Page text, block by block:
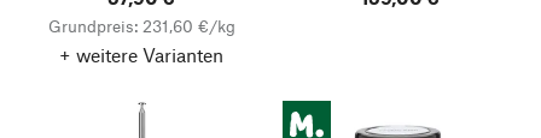
Grundpreis: 231,60 €/kg
+ weitere Varianten